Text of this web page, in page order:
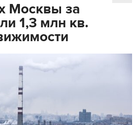
Москвы за
1,3 млн кв.